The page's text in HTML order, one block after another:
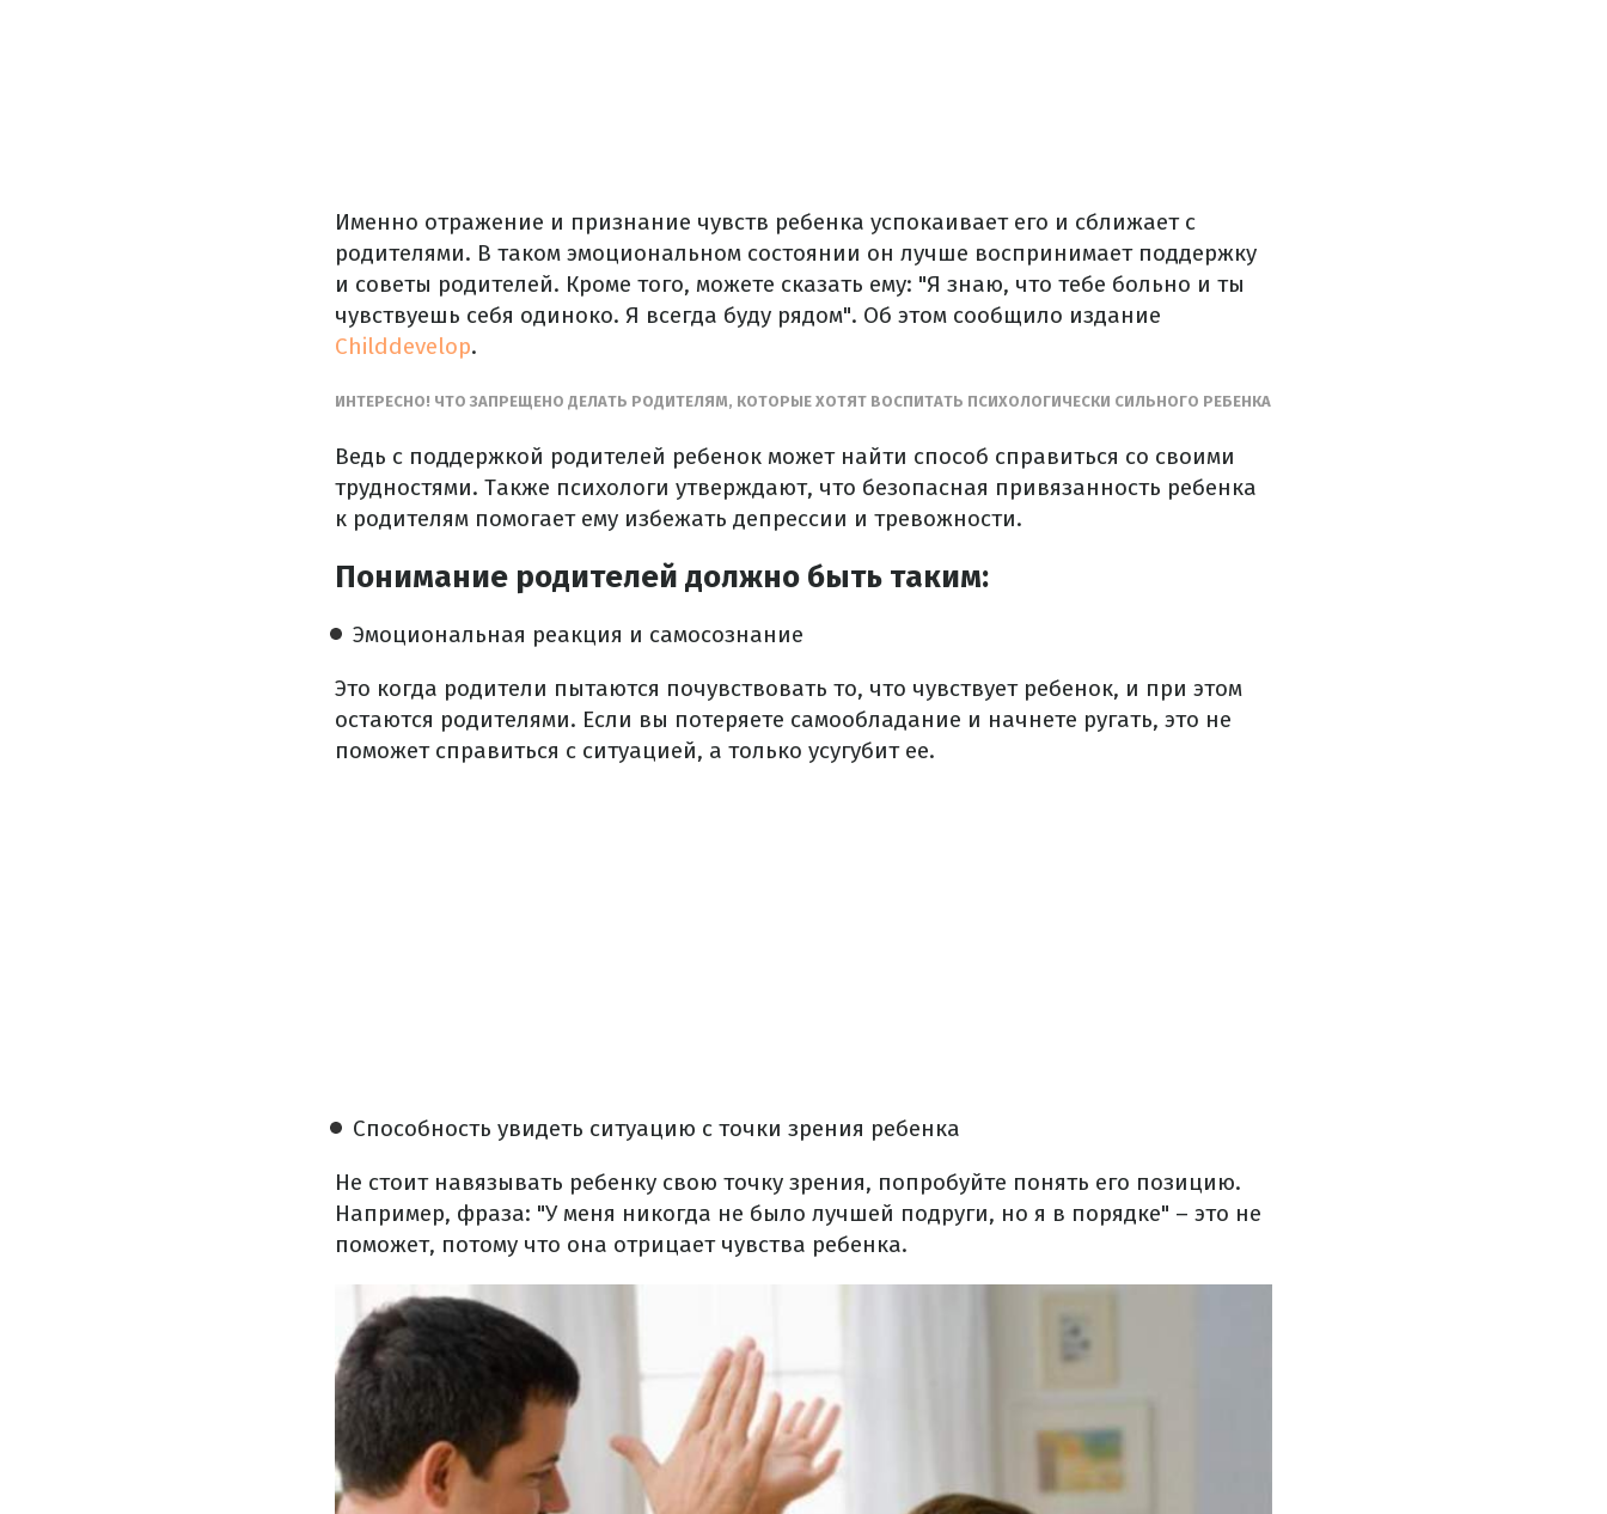
Именно отражение и признание чувств ребенка успокаивает его и сближает с
родителями. В таком эмоциональном состоянии он лучше воспринимает поддержку
и советы родителей. Кроме того, можете сказать ему: "Я знаю, что тебе больно и ты
чувствуешь себя одиноко. Я всегда буду рядом". Об этом сообщило издание
Childdevelop.
ИНТЕРЕСНО! ЧТО ЗАПРЕЩЕНО ДЕЛАТЬ РОДИТЕЛЯМ, КОТОРЫЕ ХОТЯТ ВОСПИТАТЬ ПСИХОЛОГИЧЕСКИ СИЛЬНОГО РЕБЕНКА
Ведь с поддержкой родителей ребенок может найти способ справиться со своими
трудностями. Также психологи утверждают, что безопасная привязанность ребенка
к родителям помогает ему избежать депрессии и тревожности.
Понимание родителей должно быть таким:
Эмоциональная реакция и самосознание
Это когда родители пытаются почувствовать то, что чувствует ребенок, и при этом
остаются родителями. Если вы потеряете самообладание и начнете ругать, это не
поможет справиться с ситуацией, а только усугубит ее.
Способность увидеть ситуацию с точки зрения ребенка
Не стоит навязывать ребенку свою точку зрения, попробуйте понять его позицию.
Например, фраза: "У меня никогда не было лучшей подруги, но я в порядке" – это не
поможет, потому что она отрицает чувства ребенка.